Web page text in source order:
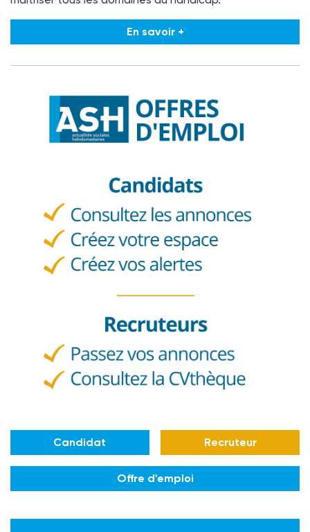
En savoir +
Candidat Recruteur
Offre d'emploi